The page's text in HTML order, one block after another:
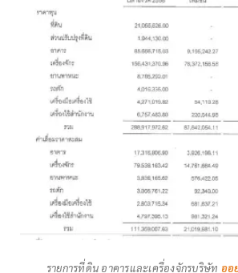
รายการที่ดิน อาคารและเครื่องจักรบริษัท ออ